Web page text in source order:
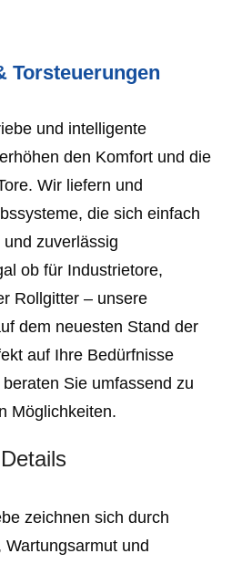
Torsteuerungen
und intelligente
den Komfort und die
Wir liefern und
die sich einfach
zuverlässig
ob für Industrietore,
Rollgitter – unsere
dem neuesten Stand der
auf Ihre Bedürfnisse
Sie umfassend zu
Möglichkeiten.
zeichnen sich durch
und